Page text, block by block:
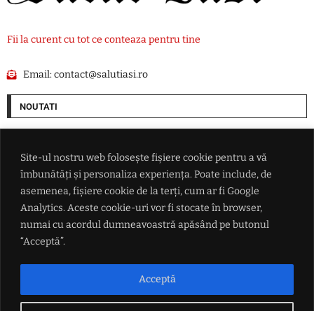
Site-ul nostru web folosește fișiere cookie pentru a vă
îmbunătăți și personaliza experiența. Poate include, de
asemenea, fișiere cookie de la terți, cum ar fi Google
Analytics. Aceste cookie-uri vor fi stocate în browser,
numai cu acordul dumneavoastră apăsând pe butonul
“Acceptă”.
Acceptă
Fii la curent cu tot ce conteaza pentru tine
Email:contact@salutiasi.ro
NOUTATI
anulate și evacuări pe coasta de est
Lionel Messi a ajuns în Argentina pentru înmormântarea tatălui său
Nicușor Dan, presat să numească premierul printr-o plângere
prealabilă la Cotroceni și o sesizare la Curtea de Apel
ANM anunță zile de foc pentru România: Canicula pune stăpânire pe